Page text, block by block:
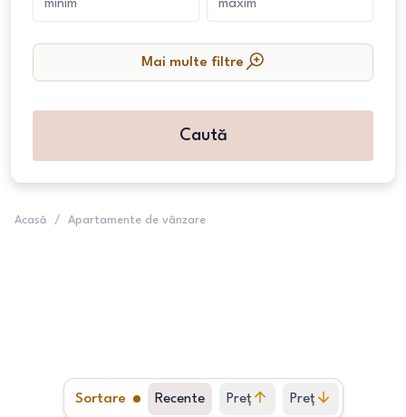
Mai multe filtre
Caută
Acasă / Apartamente de vânzare
Sortare Recente Preț
crescător
Preț
descrescător